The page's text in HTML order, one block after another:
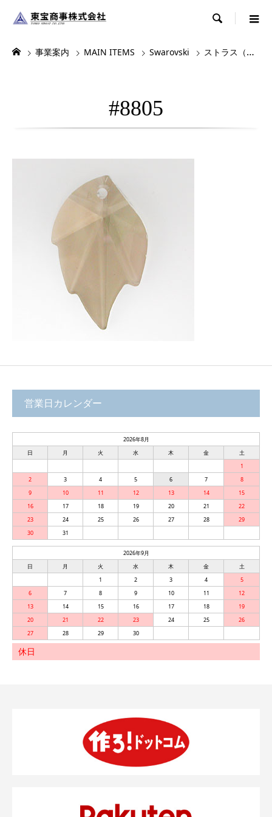

事業案内 MAIN ITEMS Swarovski ストラス（シャンデリアパーツ）
#8805
営業日カレンダー
2026年8月
日
月 火 水 木 金
土
1
2
3 4 5 6 7
8
9
10 11 12 13 14
15
16
17 18 19 20 21
22
23
24 25 26 27 28
29
30
31
2026年9月
日
月 火 水 木 金
土
1
2 3 4
5
6
7 8 9 10 11
12
13
14 15 16 17 18
19
20
21 22 23 24 25
26
27
28 29 30
休日